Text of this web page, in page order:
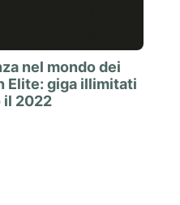
nel mondo dei
Elite: giga illimitati
il 2022